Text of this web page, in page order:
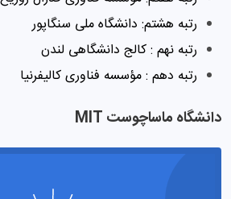
رتبه هشتم: دانشگاه ملی سنگاپور
رتبه نهم : کالج دانشگاهی لندن
رتبه دهم : مؤسسه فناوری کالیفرنیا
دانشگاه ماساچوست MIT